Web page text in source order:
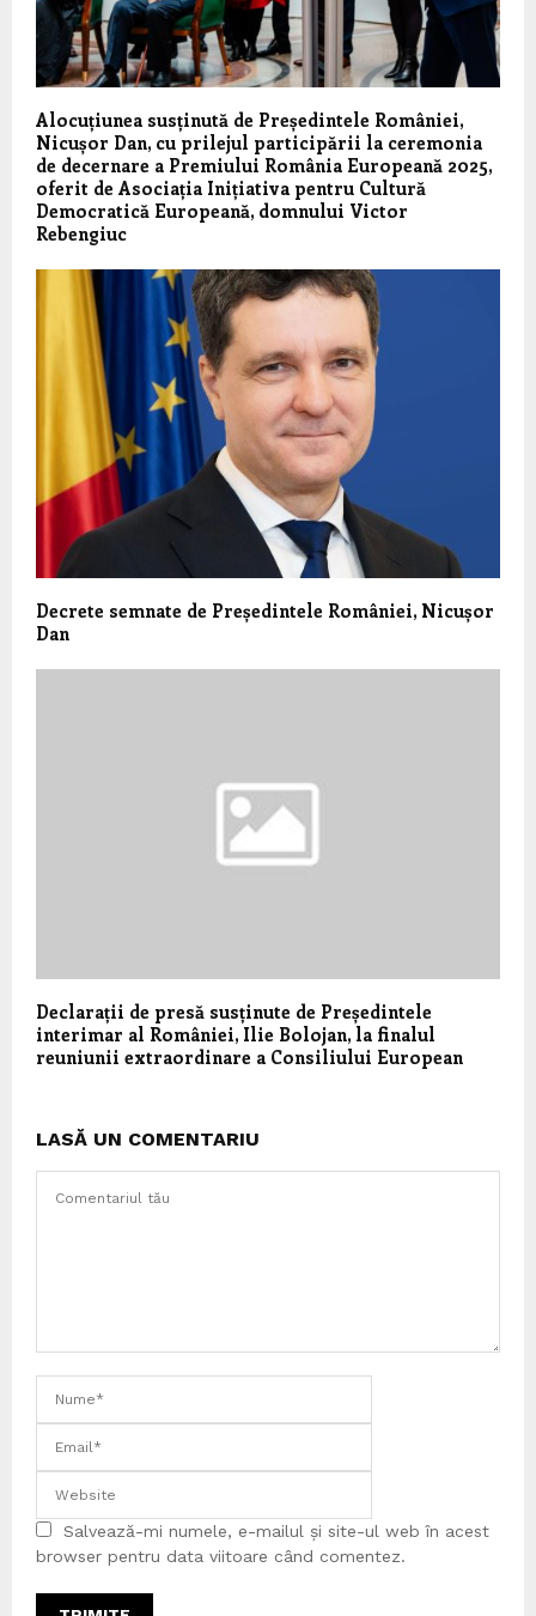
Alocuțiunea susținută de Președintele României,
Nicușor Dan, cu prilejul participării la ceremonia
de decernare a Premiului România Europeană 2025,
oferit de Asociația Inițiativa pentru Cultură
Democratică Europeană, domnului Victor
Rebengiuc
Decrete semnate de Președintele României, Nicușor
Dan
Declarații de presă susținute de Președintele
interimar al României, Ilie Bolojan, la finalul
reuniunii extraordinare a Consiliului European
LASĂ UN COMENTARIU
Salvează-mi numele, e-mailul și site-ul web în acest
browser pentru data viitoare când comentez.